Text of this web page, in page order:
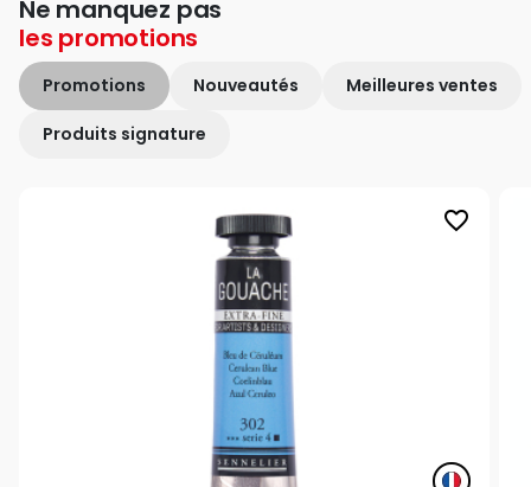
Ne manquez pas
les promotions
Promotions Nouveautés Meilleures ventes
Produits signature
favorite_border